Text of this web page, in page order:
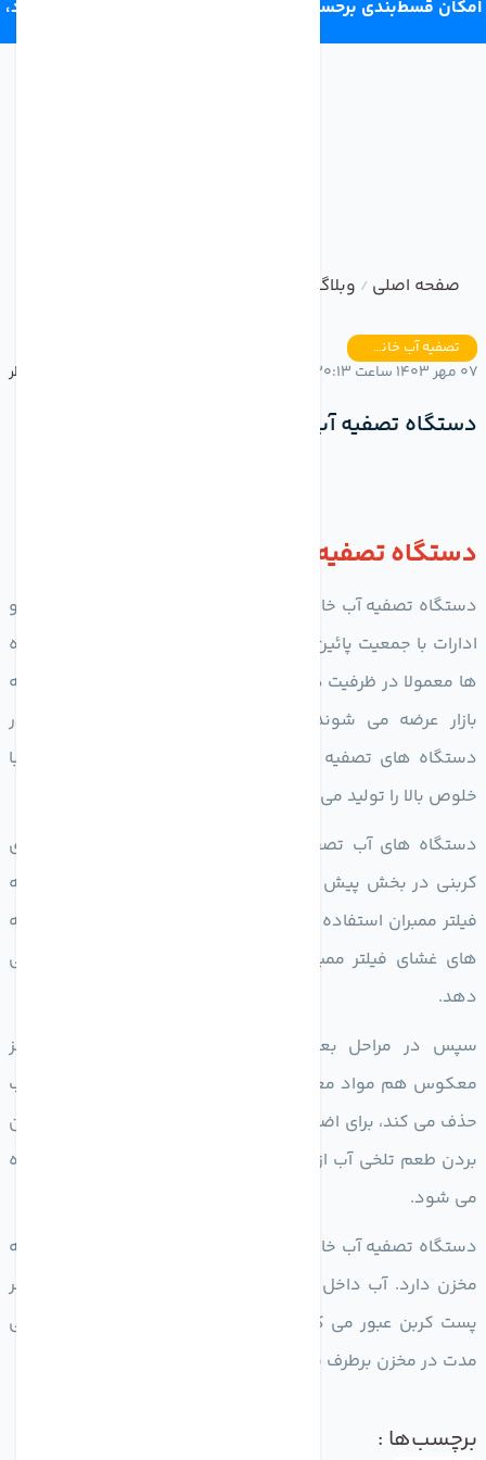
امکان قسط‌بندی برحسب اعتبار ترب‌پی 4 قسط ماهانه. بدون سود،
صفحه اصلی / وبلاگ
تصفیه آب خانگی
07 مهر 1403 ساعت 20:13 بدون نظر
دستگاه تصفیه آب خانگی
دستگاه تصفیه آب خانگی
دستگاه تصفیه آب خانگی برای تامین آب تصفیه شده در منازل و
ادارات با جمعیت پائین مورد استفاده قرار می گیرد. این دستگاه
ها معمولا در ظرفیت های 190 تا 220 لیتر در شبانه روز تولید و به
بازار عرضه می شوند. تکنولوژی که بیش ترین کاربرد را در
دستگاه های تصفیه آب خانگی اسمز معکوس است که، آب با
خلوص بالا را تولید می کند.
دستگاه های آب تصفیه کن خانگی از فیلتر الیافی و فیلترهای
کربنی در بخش پیش تصفیه برای آماده سازی آب جهت ورود به
فیلتر ممبران استفاده می کنند. در فیلتر ممبران آب با عبور از لایه
های غشای فیلتر ممبران اکثر آلاینده های خود را از دست می
دهد.
سپس در مراحل بعدی فیلتراسیون به دلیل این که اسمز
معکوس هم مواد معدنی مفید و هم مواد معدنی مضر را از آب
حذف می کند، برای اضافه کردن مواد معدنی ضروری بدن و از بین
بردن طعم تلخی آب از فیلترهایی مانند مینرال و قلیایی استفاده
می شود.
دستگاه تصفیه آب خانگی برای تامین آب در مواقع مختلف نیاز به
مخزن دارد. آب داخل مخزن قبل از برداشت توسط شیر از فیلتر
پست کربن عبور می کند تا بوی نامطبوع ناشی از ماندن طولانی
مدت در مخزن برطرف شود.
برچسب‌ها :